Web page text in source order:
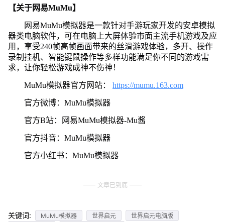
【关于网易MuMu】
网易MuMu模拟器是一款针对手游玩家开发的安卓模拟
器类电脑软件，可在电脑上大屏体验市面主流手机游戏及应
用，享受240帧高帧画面带来的丝滑游戏体验，多开、操作
录制挂机、智能键鼠操作等多样功能满足你不同的游戏需
求，让你轻松游戏成神不伤神！
MuMu模拟器官方网站： https://mumu.163.com
官方微博：MuMu模拟器
官方B站：网易MuMu模拟器-Mu酱
官方抖音：MuMu模拟器
官方小红书：MuMu模拟器
文章已到底
关键词: MuMu模拟器 世界启元
世界启元电脑版